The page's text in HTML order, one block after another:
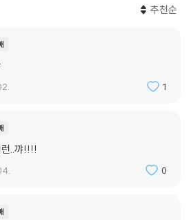
, 동시에 “숭고한 목표나 목적”은 없더라도
간의 욕망을 다시금 돌아보도록 만들며 오싹한
추천순
1
..꺄!!!!
0